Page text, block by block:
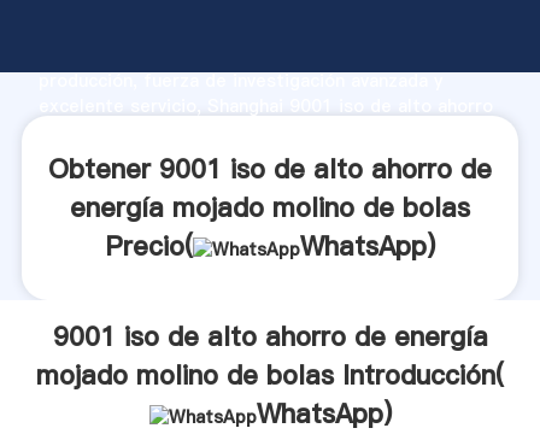
producción, fuerza de investigación avanzada y
valor y aporta valores a todos los clientes.
Obtener 9001 iso de alto ahorro de
energía mojado molino de bolas
Precio(
WhatsApp)
9001 iso de alto ahorro de energía
mojado molino de bolas Introducción(
WhatsApp)